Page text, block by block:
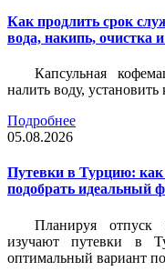
Как продлить срок
вода, накипь, очистка
Капсульная
налить воду,
Подробнее
05.08.2026
Путевки в Турцию:
подобрать идеальный
Планируя отпуск
изучают путевки в
оптимальный вариант